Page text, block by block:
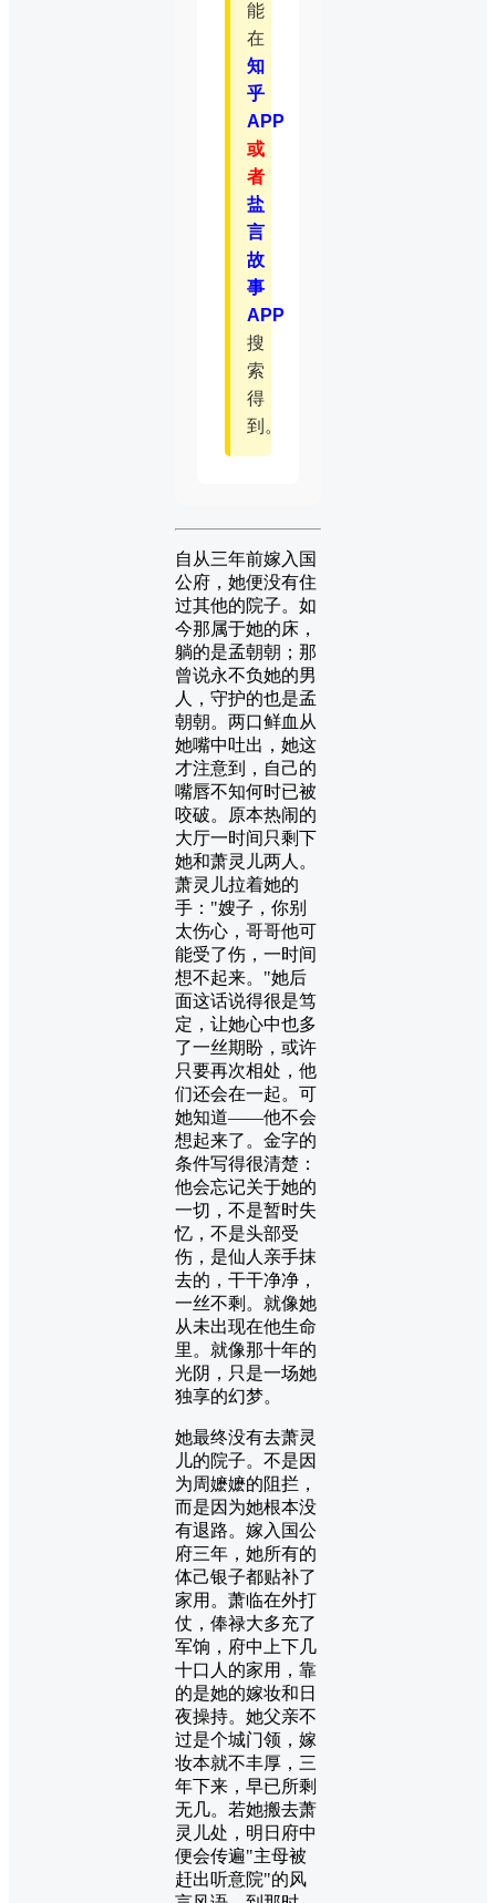
能
在
知
乎
APP
或
者
盐
言
故
事
APP
搜
索
得
到。
自从三年前嫁入国
公府，她便没有住
过其他的院子。如
今那属于她的床，
躺的是孟朝朝；那
曾说永不负她的男
人，守护的也是孟
朝朝。两口鲜血从
她嘴中吐出，她这
才注意到，自己的
嘴唇不知何时已被
咬破。原本热闹的
大厅一时间只剩下
她和萧灵儿两人。
萧灵儿拉着她的
手："嫂子，你别
太伤心，哥哥他可
能受了伤，一时间
想不起来。"她后
面这话说得很是笃
定，让她心中也多
了一丝期盼，或许
只要再次相处，他
们还会在一起。可
她知道——他不会
想起来了。金字的
条件写得很清楚：
他会忘记关于她的
一切，不是暂时失
忆，不是头部受
伤，是仙人亲手抹
去的，干干净净，
一丝不剩。就像她
从未出现在他生命
里。就像那十年的
光阴，只是一场她
独享的幻梦。
她最终没有去萧灵
儿的院子。不是因
为周嬷嬷的阻拦，
而是因为她根本没
有退路。嫁入国公
府三年，她所有的
体己银子都贴补了
家用。萧临在外打
仗，俸禄大多充了
军饷，府中上下几
十口人的家用，靠
的是她的嫁妆和日
夜操持。她父亲不
过是个城门领，嫁
妆本就不丰厚，三
年下来，早已所剩
无几。若她搬去萧
灵儿处，明日府中
便会传遍"主母被
赶出听意院"的风